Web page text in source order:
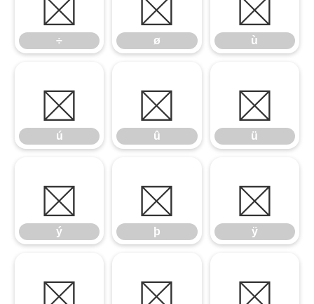
÷ ø ù
ú
ú
û
û
ü
ü
ý
ý
þ
þ
ÿ
ÿ
Ā ā Ă